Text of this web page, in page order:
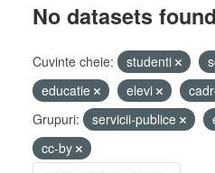
No datasets found
Cuvinte cheie: studenti
educatie
elevi
Grupuri:
servicii-publice
cc-by